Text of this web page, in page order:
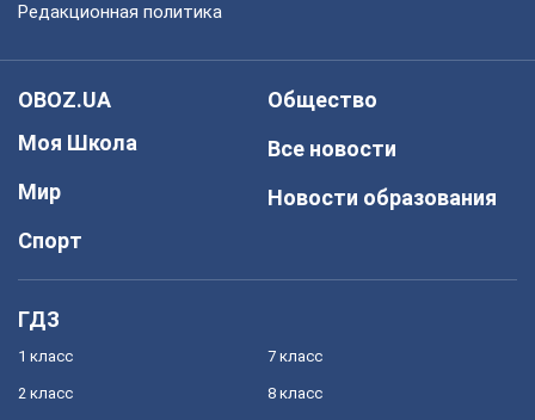
Редакционная политика
OBOZ.UA
Моя Школа
Мир
Спорт
Общество
Все новости
Новости образования
ГДЗ
1 класс
2 класс
7 класс
8 класс